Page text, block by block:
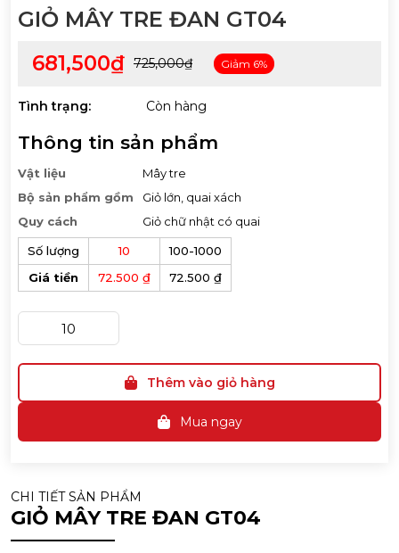
GIỎ MÂY TRE ĐAN GT04
681,500₫ 725,000₫ Giảm 6%
Tình trạng: Còn hàng
Thông tin sản phẩm
Vật liệu
Mây tre
Bộ sản phẩm gồm
Giỏ lớn, quai xách
Quy cách
Giỏ chữ nhật có quai
Số lượng 10
100-1000
Giá tiền
72.500 ₫ 72.500 ₫
Thêm vào giỏ hàng
Mua ngay
CHI TIẾT SẢN PHẨM
GIỎ MÂY TRE ĐAN GT04